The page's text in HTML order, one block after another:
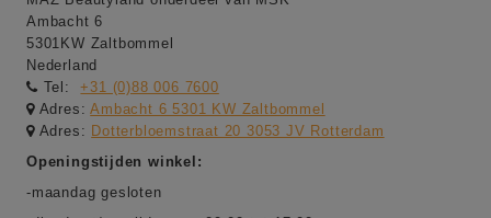
Ambacht 6
5301KW Zaltbommel
Nederland
Tel:
+31 (0)88 006 7600
Adres:Ambacht 6 5301 KW Zaltbommel
Adres: Dotterbloemstraat 20 3053 JV Rotterdam
Openingstijden winkel:
-maandag gesloten